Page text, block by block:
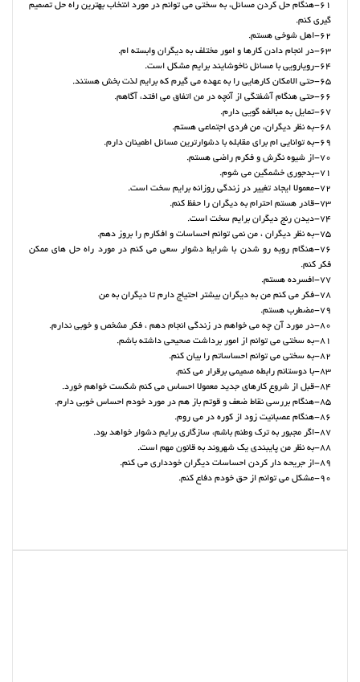
61-هنگام حل کردن مسائل، به سختی می توانم در مورد انتخاب بهترین راه حل تصمیم
گیری کنم.
62-اهل شوخی هستم.
63-در انجام دادن کارها و امور مختلف به دیگران وابسته ام.
64-رویارویی با مسائل ناخوشایند برایم مشکل است.
65-حتی الامکان کارهایی را به عهده می گیرم که برایم لذت بخش هستند.
66-حتی هنگام آشفتگی از آنچه در من اتفاق می افتد، آگاهم.
67-تمایل به مبالغه گویی دارم.
68-به نظر دیگران، من فردی اجتماعی هستم.
69-به توانایی ام برای مقابله با دشوارترین مسائل اطمینان دارم.
70-از شیوه نگرش و فکرم راضی هستم.
71-بدجوری خشمگین می شوم.
72-معمولا ایجاد تغییر در زندگی روزانه برایم سخت است.
73-قادر هستم احترام به دیگران را حفظ کنم.
74-دیدن رنج دیگران برایم سخت است.
75-به نظر دیگران ، من نمی توانم احساسات و افکارم را بروز دهم.
76-هنگام روبه رو شدن با شرایط دشوار سعی می کنم در مورد راه حل های ممکن
فکر کنم.
77-افسرده هستم.
78-فکر می کنم من به دیگران بیشتر احتیاج دارم تا دیگران به من
79-مضطرب هستم.
80-در مورد آن چه می خواهم در زندگی انجام دهم ، فکر مشخص و خوبی ندارم.
81-به سختی می توانم از امور برداشت صحیحی داشته باشم.
82-به سختی می توانم احساساتم را بیان کنم.
83-با دوستانم رابطه صمیمی برقرار می کنم.
84-قبل از شروع کارهای جدید معمولا احساس می کنم شکست خواهم خورد.
85-هنگام بررسی نقاط ضعف و قوتم باز هم در مورد خودم احساس خوبی دارم.
86-هنگام عصبانیت زود از کوره در می روم.
87-اگر مجبور به ترک وطنم باشم، سازگاری برایم دشوار خواهد بود.
88-به نظر من پایبندی یک شهروند به قانون مهم است.
89-از جریحه دار کردن احساسات دیگران خودداری می کنم.
90-مشکل می توانم از حق خودم دفاع کنم.